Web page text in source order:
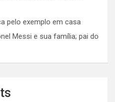
pelo exemplo em casa
Messi e sua família; pai do